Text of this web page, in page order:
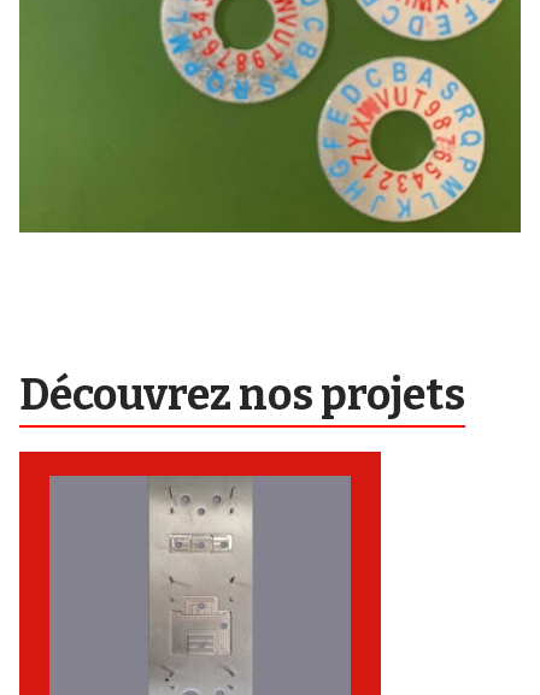
Découvrez nos projets